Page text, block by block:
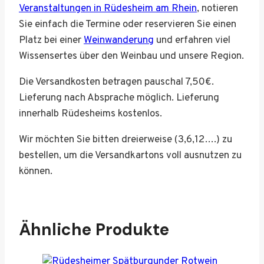
Veranstaltungen in Rüdesheim am Rhein, notieren
Sie einfach die Termine oder reservieren Sie einen
Platz bei einerWeinwanderung und erfahren viel
Wissensertes über den Weinbau und unsere Region.
Die Versandkosten betragen pauschal 7,50€.
Lieferung nach Absprache möglich. Lieferung
innerhalb Rüdesheims kostenlos.
Wir möchten Sie bitten dreierweise (3,6,12….) zu
bestellen, um die Versandkartons voll ausnutzen zu
können.
Ähnliche Produkte